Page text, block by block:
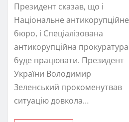
Президент сказав, що і
Національне антикорупційне
бюро, і Спеціалізована
антикорупційна прокуратура
буде працювати. Президент
України Володимир
Зеленський прокоменутвав
ситуацію довкола…